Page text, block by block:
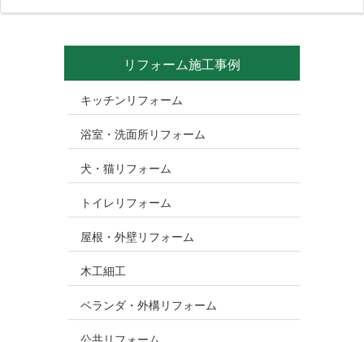
リフォーム施工事例
キッチンリフォーム
浴室・洗面所リフォーム
犬・猫リフォーム
トイレリフォーム
屋根・外壁リフォーム
木工細工
ベランダ・外構リフォーム
公共リフォーム